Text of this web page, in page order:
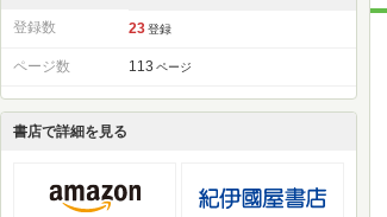
登録数 23 登録
ページ数 113 ページ
書店で詳細を見る